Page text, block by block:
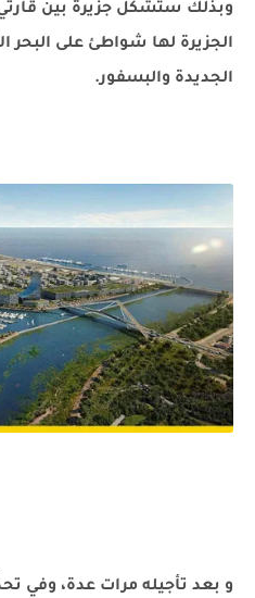
وبذلك ستشكل جزيرة بين
الجزيرة لها شواطئ على البحر
الجديدة والبسفور.
و بعد تأجيله مرات عدة، وفي